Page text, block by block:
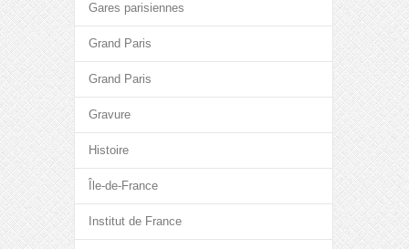
Gares parisiennes
Grand Paris
Grand Paris
Gravure
Histoire
Île-de-France
Institut de France